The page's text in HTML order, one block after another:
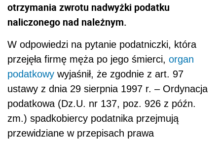
otrzymania zwrotu nadwyżki podatku
naliczonego nad należnym.
W odpowiedzi na pytanie podatniczki, która
przejęła firmę męża po jego śmierci, organ
podatkowy wyjaśnił, że zgodnie z art. 97
ustawy z dnia 29 sierpnia 1997 r. – Ordynacja
podatkowa (Dz.U. nr 137, poz. 926 z późn.
zm.) spadkobiercy podatnika przejmują
przewidziane w przepisach prawa